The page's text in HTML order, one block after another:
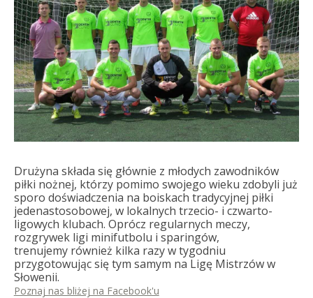
Drużyna składa się głównie z młodych zawodników
piłki nożnej, którzy pomimo swojego wieku zdobyli już
sporo doświadczenia na boiskach tradycyjnej piłki
jedenastosobowej, w lokalnych trzecio- i czwarto-
ligowych klubach. Oprócz regularnych meczy,
rozgrywek ligi minifutbolu i sparingów,
trenujemy również kilka razy w tygodniu
przygotowując się tym samym na Ligę Mistrzów w
Słowenii.
Poznaj nas bliżej na Facebook'u